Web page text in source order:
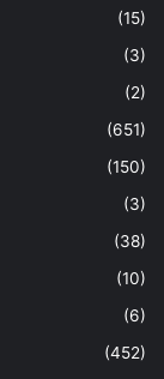
(15)
(3)
(2)
(651)
(150)
(3)
(38)
(10)
(6)
(452)